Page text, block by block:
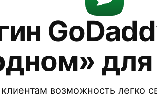
для
возможность легко